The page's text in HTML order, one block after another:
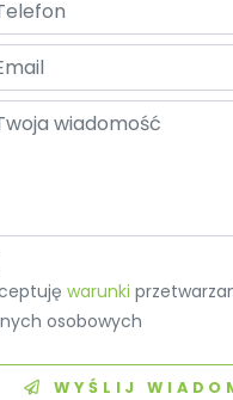
warunki
osobowych
WYŚLIJ